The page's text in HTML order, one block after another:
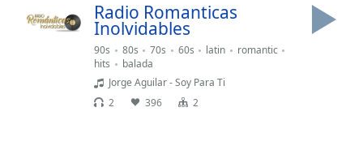
Radio Romanticas
Inolvidables
90s 80s 70s 60s latin
romantic
hits
balada
Jorge Aguilar - Soy Para Ti
2
396 2